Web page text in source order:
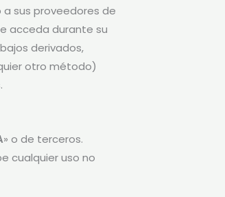
a sus proveedores de
acceda durante su
derivados,
otro método)
» o de terceros.
cualquier uso no